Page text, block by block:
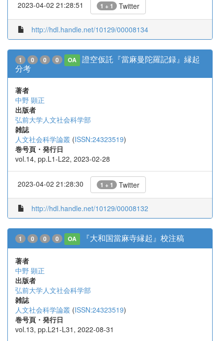
2023-04-02 21:28:51 1 + 1 Twitter
http://hdl.handle.net/10129/00008134
1 0 0 0 OA
證空仮託『當麻曼陀羅記録』縁起
分考
著者
中野 顕正
出版者
弘前大学人文社会科学部
雑誌
人文社会科学論叢 (ISSN:24323519)
巻号頁・発行日
vol.14, pp.L1-L22, 2023-02-28
2023-04-02 21:28:30 1 + 1 Twitter
http://hdl.handle.net/10129/00008132
1 0 0 0 OA 『大和国當麻寺縁起』校注稿
著者
中野 顕正
出版者
弘前大学人文社会科学部
雑誌
人文社会科学論叢 (ISSN:24323519)
巻号頁・発行日
vol.13, pp.L21-L31, 2022-08-31